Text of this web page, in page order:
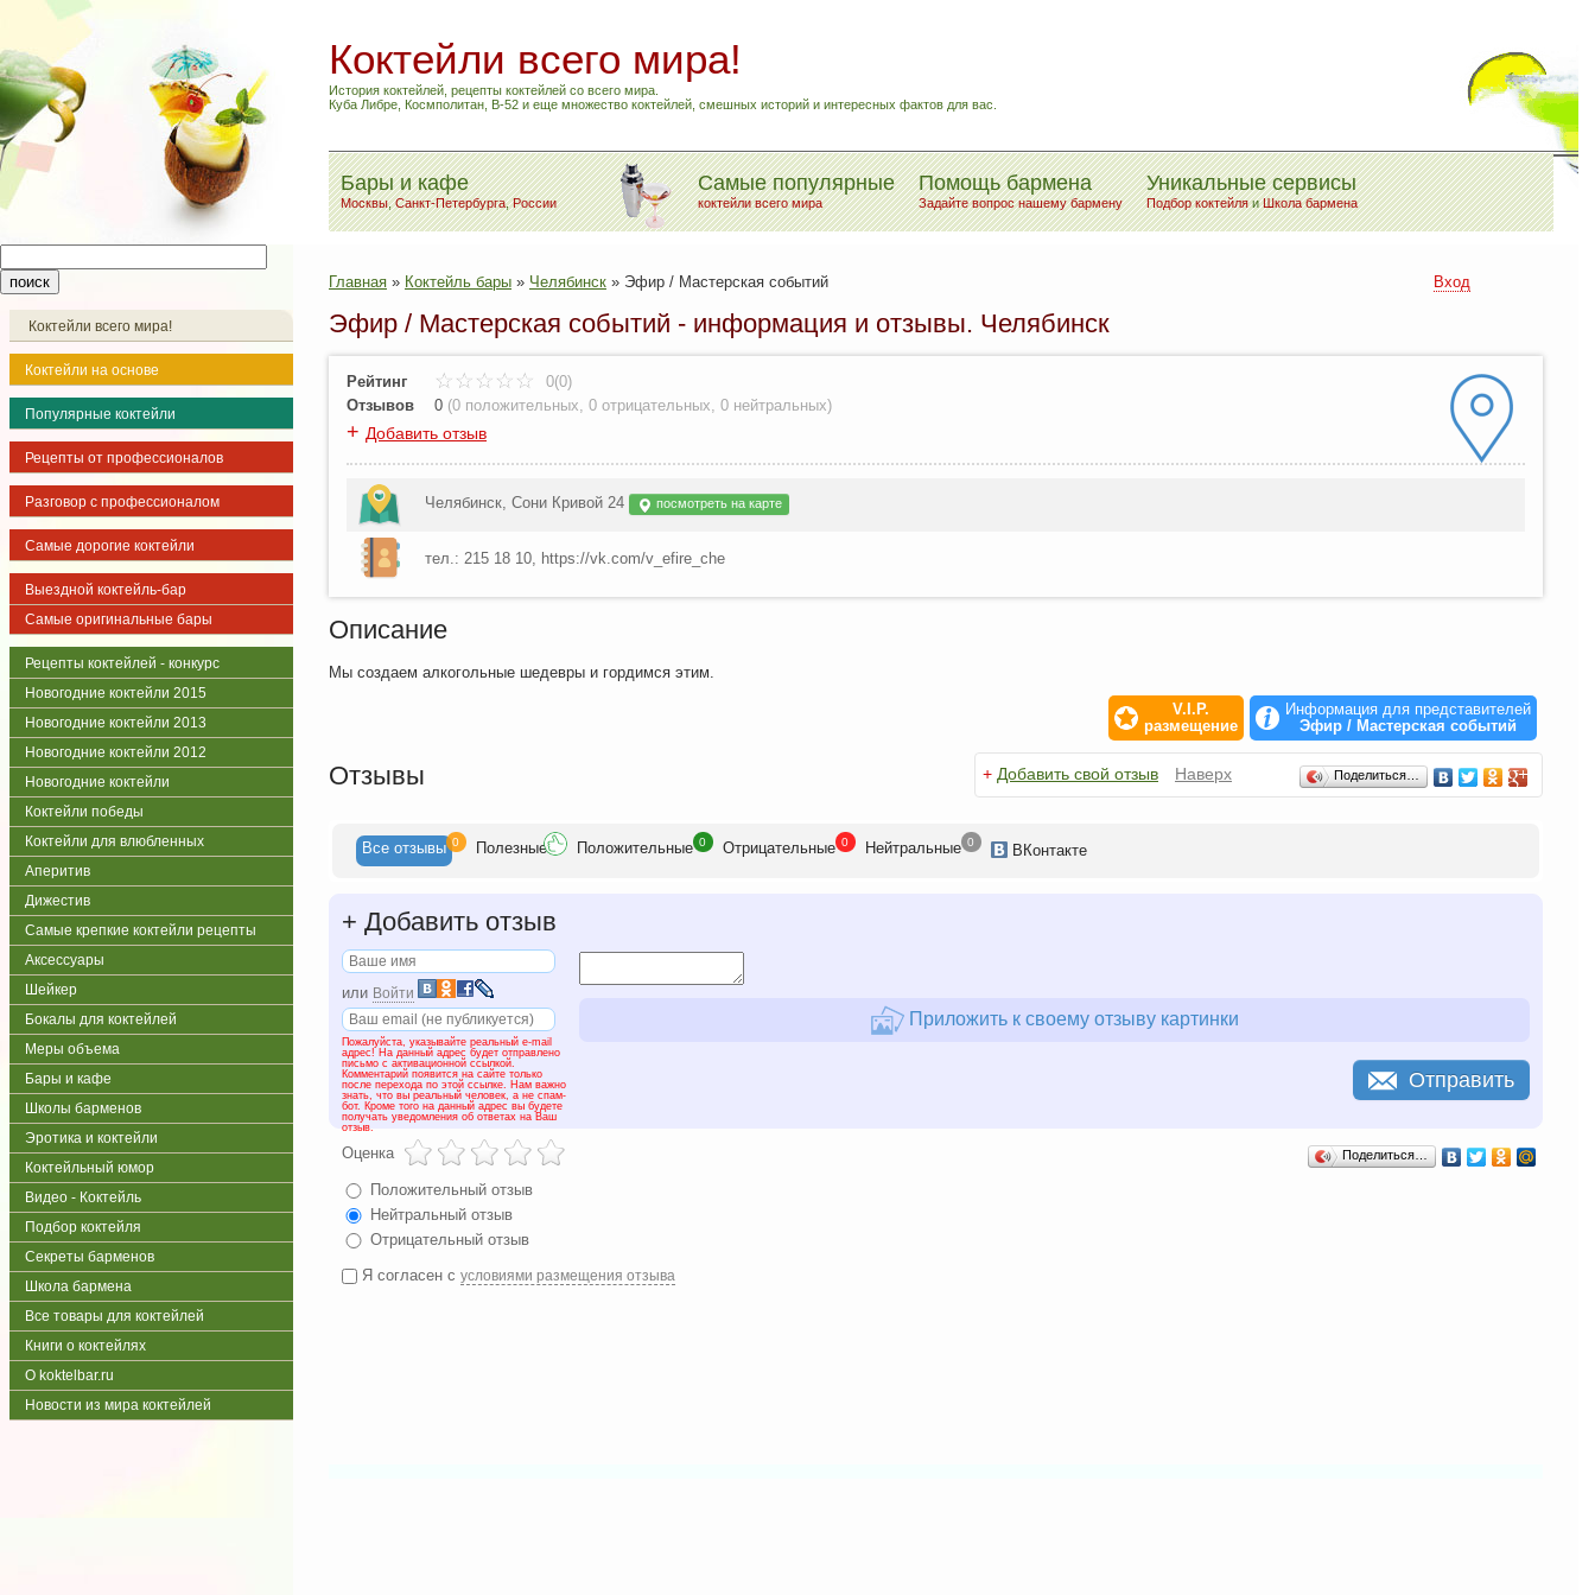
Коктейли всего мира!
История коктейлей, рецепты коктейлей со всего мира.
Куба Либре, Космполитан, B-52 и еще множество коктейлей, смешных историй и интересных фактов для вас.
Бары и кафе
Москвы,Санкт-Петербурга,России
Самые популярные
коктейли всего мира
Помощь бармена
Задайте вопрос нашему бармену
Уникальные сервисы
Подбор коктейляиШкола бармена
Коктейли всего мира!
Коктейли на основе
Популярные коктейли
Рецепты от профессионалов
Разговор с профессионалом
Самые дорогие коктейли
Выездной коктейль-бар
Самые оригинальные бары
Рецепты коктейлей - конкурс
Новогодние коктейли 2015
Новогодние коктейли 2013
Новогодние коктейли 2012
Новогодние коктейли
Коктейли победы
Коктейли для влюбленных
Аперитив
Дижестив
Самые крепкие коктейли рецепты
Аксессуары
Шейкер
Бокалы для коктейлей
Меры объема
Бары и кафе
Школы барменов
Эротика и коктейли
Коктейльный юмор
Видео - Коктейль
Подбор коктейля
Секреты барменов
Школа бармена
Все товары для коктейлей
Книги о коктейлях
О koktelbar.ru
Новости из мира коктейлей
Главная » Коктейль бары » Челябинск » Эфир / Мастерская событий Вход
Эфир / Мастерская событий - информация и отзывы. Челябинск
Рейтинг
0(0)
Отзывов
0 (0 положительных, 0 отрицательных, 0 нейтральных)
+ Добавить отзыв
Челябинск, Сони Кривой 24 посмотреть на карте
тел.: 215 18 10, https://vk.com/v_efire_che
Описание
Мы создаем алкогольные шедевры и гордимся этим.
V.I.P.
размещение
Информация для представителей
Эфир / Мастерская событий
Отзывы + Добавить свой отзыв Наверх Поделиться…
Все отзывы 0 Полезные Положительные 0 Отрицательные 0 Нейтральные 0 ВКонтакте
+ Добавить отзыв
или Войти
Пожалуйста, указывайте реальный e-mail
адрес! На данный адрес будет отправлено
письмо с активационной ссылкой.
Комментарий появится на сайте только
после перехода по этой ссылке. Нам важно
знать, что вы реальный человек, а не спам-
бот. Кроме того на данный адрес вы будете
получать уведомления об ответах на Ваш
отзыв.
Оценка
Положительный отзыв
Нейтральный отзыв
Отрицательный отзыв
Приложить к своему отзыву картинки
Я согласен с условиями размещения отзыва
Отправить
Поделиться…